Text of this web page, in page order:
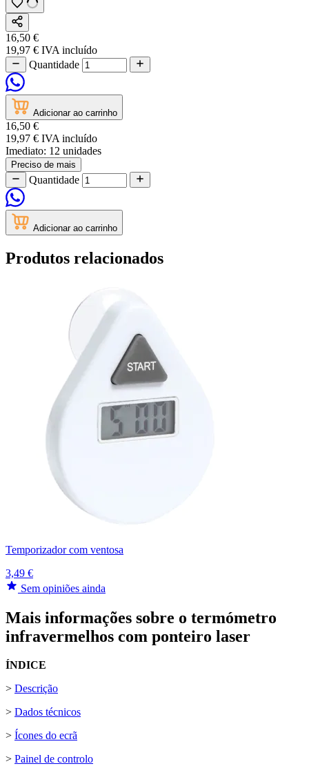
16,50 €
19,97 € IVA incluído
Quantidade
Adicionar ao carrinho
16,50 €
19,97 € IVA incluído
Imediato: 12 unidades
Preciso de mais
Quantidade
Adicionar ao carrinho
Produtos relacionados
Temporizador com ventosa
3,49 €
Sem opiniões ainda
Mais informações sobre o termómetro
infravermelhos com ponteiro laser
ÍNDICE
> Descrição
> Dados técnicos
> Ícones do ecrã
> Painel de controlo